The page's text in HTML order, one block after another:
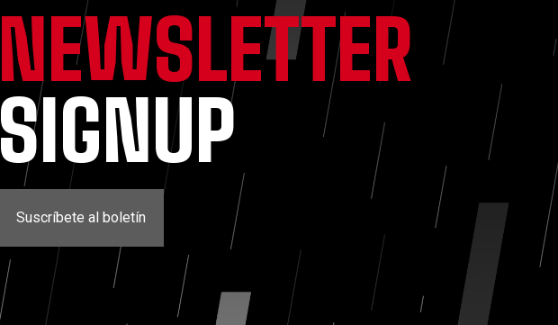
NEWSLETTER
SIGNUP
Suscríbete al boletín